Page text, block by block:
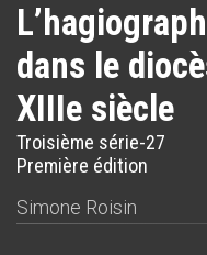
dans le
XIIIe siècle
Troisième série-27
Première édition
Simone Roisin